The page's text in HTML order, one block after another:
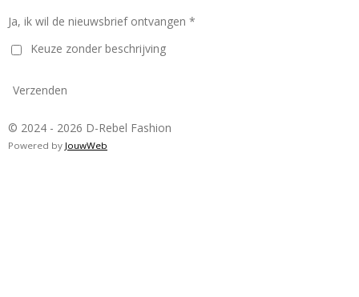
Ja, ik wil de nieuwsbrief ontvangen *
Keuze zonder beschrijving
Verzenden
© 2024 - 2026 D-Rebel Fashion
Powered by JouwWeb